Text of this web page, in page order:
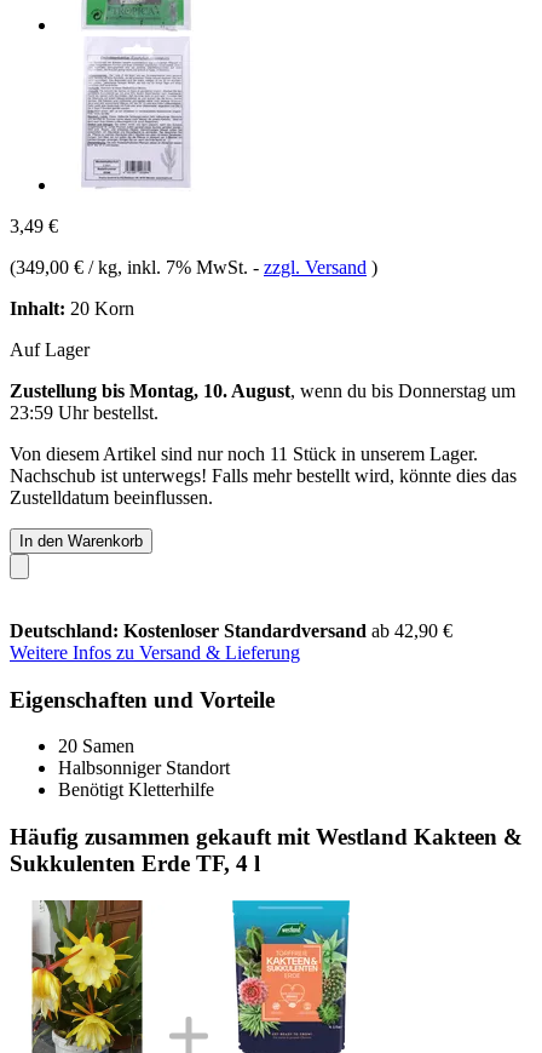
3,49 €
(349,00 € / kg, inkl. 7% MwSt. - zzgl. Versand )
Inhalt: 20 Korn
Auf Lager
Zustellung bis Montag, 10. August, wenn du bis Donnerstag um
23:59 Uhrbestellst.
Von diesem Artikel sind nur noch 11 Stück in unserem Lager.
Nachschub ist unterwegs! Falls mehr bestellt wird, könnte dies das
Zustelldatum beeinflussen.
In den Warenkorb
Deutschland: Kostenloser Standardversand ab 42,90 €
Weitere Infos zu Versand & Lieferung
Eigenschaften und Vorteile
20 Samen
Halbsonniger Standort
Benötigt Kletterhilfe
Häufig zusammen gekauft mit Westland Kakteen &
Sukkulenten Erde TF, 4 l